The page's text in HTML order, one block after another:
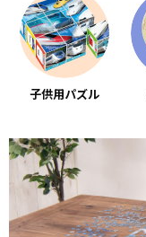
子供用パズル